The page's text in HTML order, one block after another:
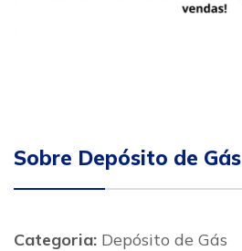
Sobre Depósito de Gás
Categoria: Depósito de Gás